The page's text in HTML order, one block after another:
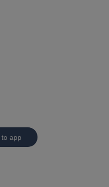
app